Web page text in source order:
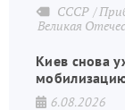
СССР
Великая
Киев снова
6.08.2026